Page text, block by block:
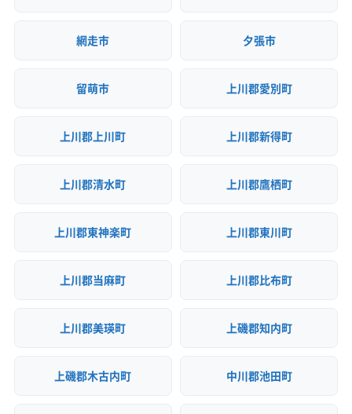
網走市 夕張市
留萌市 上川郡愛別町
上川郡上川町 上川郡新得町
上川郡清水町 上川郡鷹栖町
上川郡東神楽町 上川郡東川町
上川郡当麻町 上川郡比布町
上川郡美瑛町 上磯郡知内町
上磯郡木古内町 中川郡池田町